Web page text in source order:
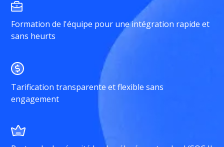
Formation de l'équipe pour une intégration rapide et
sans heurts
Tarification transparente et flexible sans
engagement